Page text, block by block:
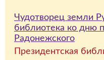
Чудотворец земли
библиотека ко дню
Радонежского
Президентская